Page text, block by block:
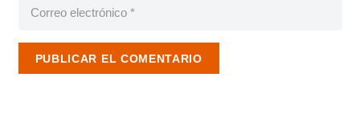
PUBLICAR EL COMENTARIO